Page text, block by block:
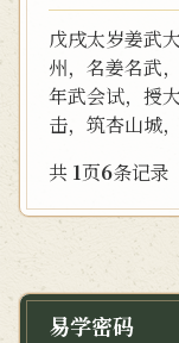
戊戌太岁姜武
州，名姜名武
年武会试，授
击，筑杏山城
共 1页6条记录
易学密码